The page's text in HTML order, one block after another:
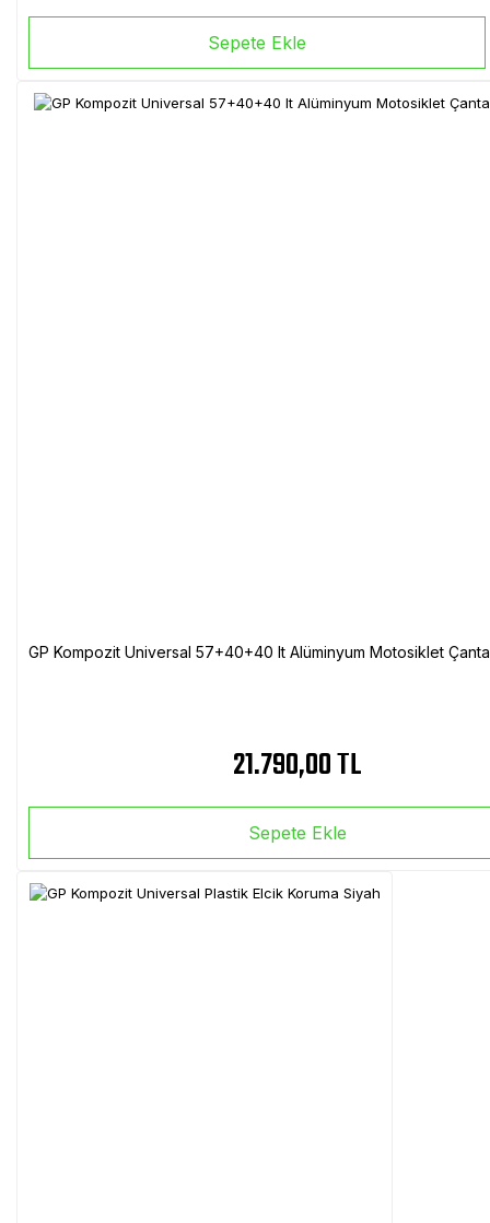
Sepete Ekle
GP Kompozit Universal 57+40+40 lt Alüminyum Motosiklet
21.790,00 TL
Sepete Ekle